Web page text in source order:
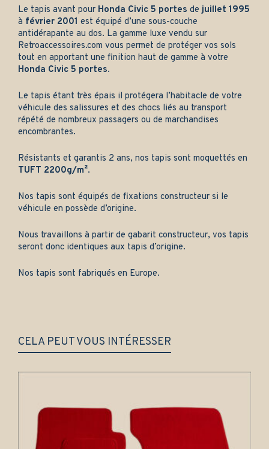
Le tapis avant pour Honda Civic 5 portes de juillet 1995
à février 2001 est équipé d’une sous-couche
antidérapante au dos. La gamme luxe vendu sur
Retroaccessoires.com vous permet de protéger vos sols
tout en apportant une finition haut de gamme à votre
Honda Civic 5 portes.
Le tapis étant très épais il protégera l’habitacle de votre
véhicule des salissures et des chocs liés au transport
répété de nombreux passagers ou de marchandises
encombrantes.
Résistants et garantis 2 ans, nos tapis sont moquettés en
TUFT 2200g/m².
Nos tapis sont équipés de fixations constructeur si le
véhicule en possède d’origine.
Nous travaillons à partir de gabarit constructeur, vos tapis
seront donc identiques aux tapis d’origine.
Nos tapis sont fabriqués en Europe.
CELA PEUT VOUS INTÉRESSER